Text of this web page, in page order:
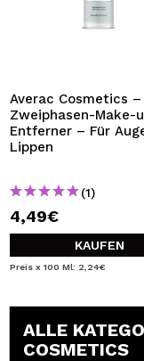
Averac Cosmetics –
Zweiphasen-Make-
Entferner – Für
Lippen
(1)
4,49€
KAUFEN
Preis x 100 Ml: 2,24€
ALLE
COSMETICS